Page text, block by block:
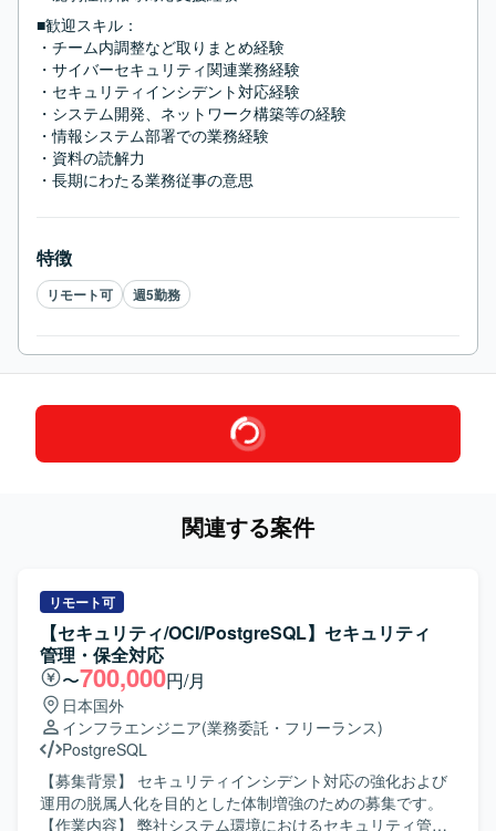
■歓迎スキル：
・チーム内調整など取りまとめ経験
・サイバーセキュリティ関連業務経験
・セキュリティインシデント対応経験
・システム開発、ネットワーク構築等の経験
・情報システム部署での業務経験
・資料の読解力
・長期にわたる業務従事の意思
特徴
リモート可 週5勤務
関連する案件
リモート可
【セキュリティ/OCI/PostgreSQL】セキュリティ
管理・保全対応
〜700,000円/月
日本国外
インフラエンジニア(業務委託・フリーランス)
PostgreSQL
【募集背景】 セキュリティインシデント対応の強化および
運用の脱属人化を目的とした体制増強のための募集です。
【作業内容】 弊社システム環境におけるセキュリティ管理